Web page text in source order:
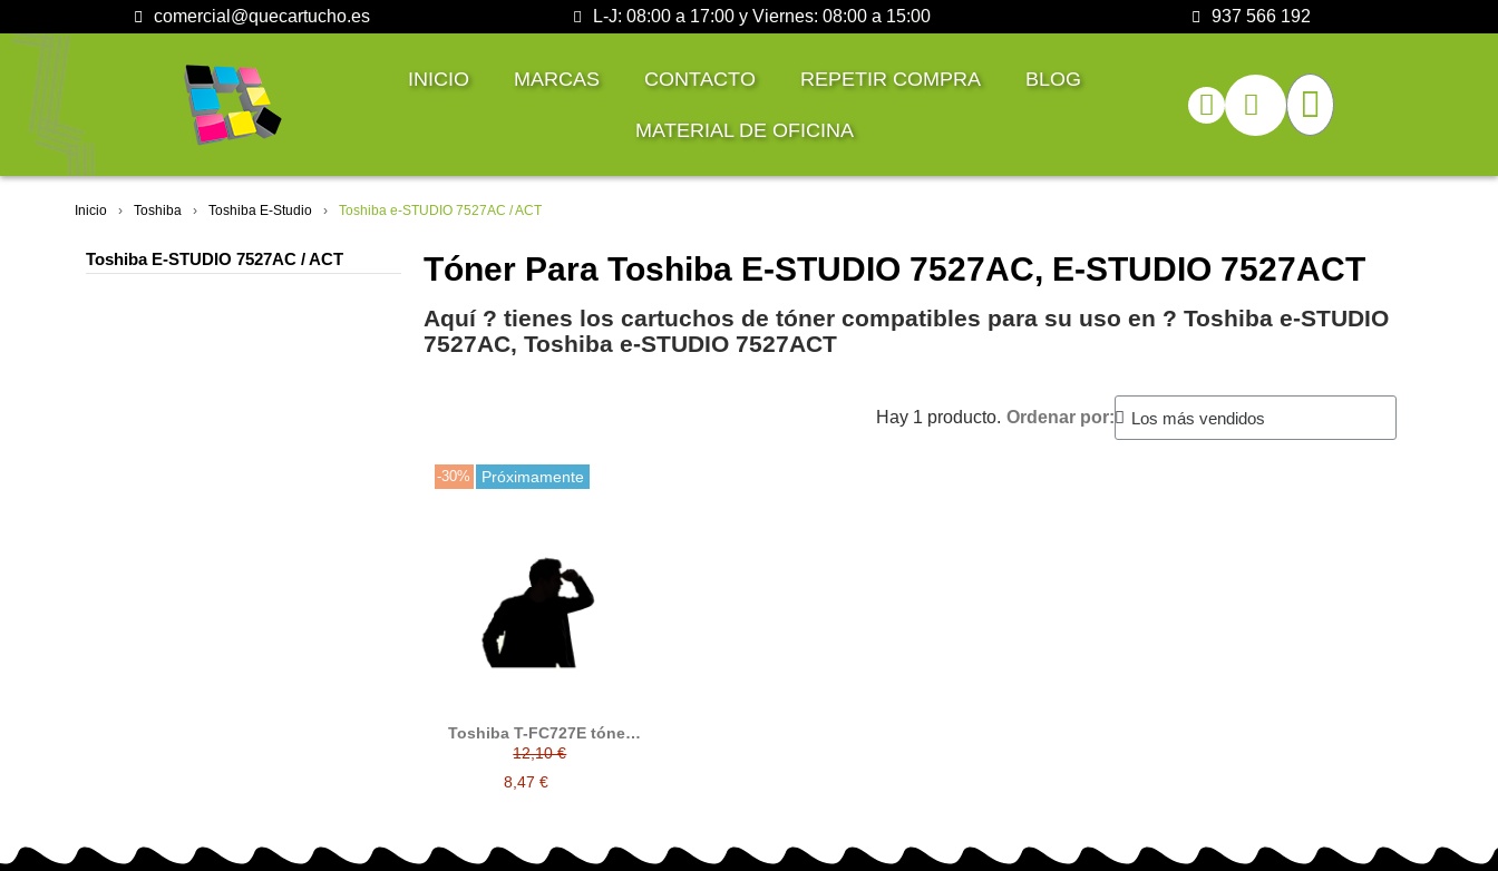
comercial@quecartucho.es L-J: 08:00 a 17:00 y Viernes: 08:00 a 15:00 937 566 192
INICIO MARCAS CONTACTO REPETIR COMPRA BLOG
MATERIAL DE OFICINA
Inicio Toshiba Toshiba E-Studio Toshiba e-STUDIO 7527AC / ACT
Toshiba E-STUDIO 7527AC / ACT Tóner Para Toshiba E-STUDIO 7527AC, E-STUDIO 7527ACT
Aquí ? tienes los cartuchos de tóner compatibles para su uso en ?️ Toshiba e-STUDIO
7527AC, Toshiba e-STUDIO 7527ACT
Hay 1 producto. Ordenar por:
-30% Próximamente
Toshiba T-FC727E tóner
compatible
12,10 €
8,47 €